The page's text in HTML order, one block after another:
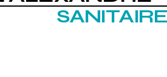
SANITAIRE